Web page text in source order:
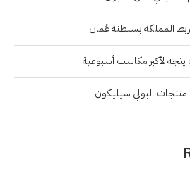
المملكة بسلطنة عُمان
لأكبر مكاسب أسبوعية